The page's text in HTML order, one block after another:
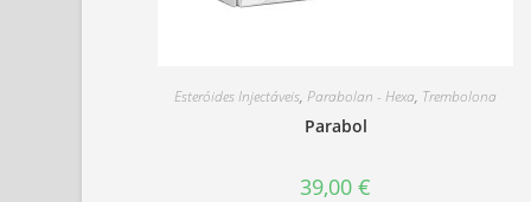
Esteróides Injectáveis,Parabolan - Hexa, Trembolona
Parabol
39,00€